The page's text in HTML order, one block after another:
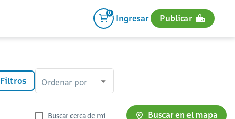
0
Ingresar Publicar
Filtros Ordenar por
Buscar cerca de mi Buscar en el mapa